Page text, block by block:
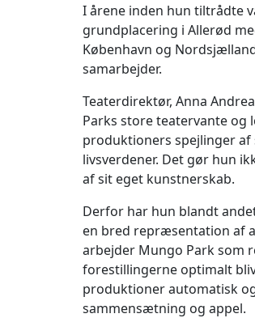
I årene inden hun tiltrådte
grundplacering i Allerød
København og
samarbejder.
Teaterdirektør, Anna
Parks store teatervante og
produktioners spejlinger
livsverdener. Det gør hun
af sit eget kunstnerskab.
Derfor har hun blandt
en bred repræsentation af
arbejder Mungo Park som
forestillingerne optimalt
produktioner automatisk
sammensætning og appel.